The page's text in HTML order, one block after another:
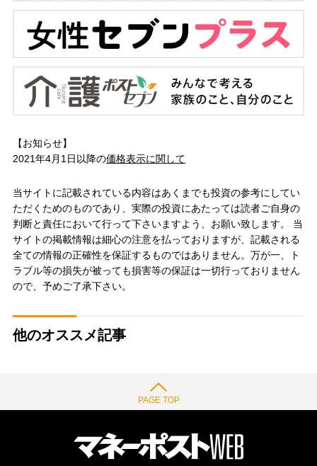
【お知らせ】
2021年4月1日以降の価格表示に関して
当サイトに記載されている内容はあくまでも投資の参考にしてい
ただくためのものであり、実際の投資にあたっては読者ご自身の
判断と責任において行って下さいますよう、お願い致します。 当
サイトの掲載情報は細心の注意を払っておりますが、記載される
全ての情報の正確性を保証するものではありません。万が一、ト
ラブル等の損失が被っても損害等の保証は一切行っておりません
ので、予めご了承下さい。
他のオススメ記事
PAGE TOP